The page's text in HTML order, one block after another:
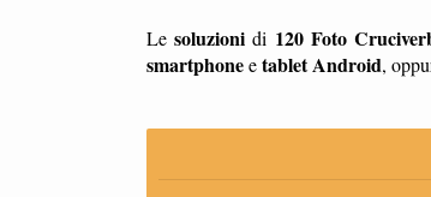
Lesoluzioni di 120 Foto
smartphoneetabletAndroid,